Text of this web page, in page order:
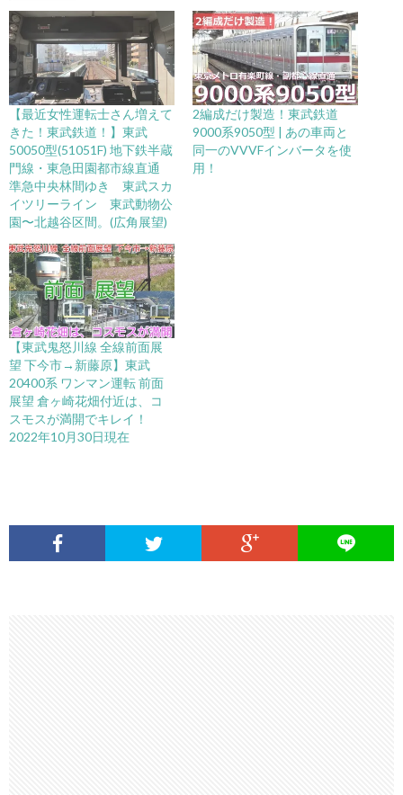
【最近女性運転士さん増えて
きた！東武鉄道！】東武
50050型(51051F) 地下鉄半蔵
門線・東急田園都市線直通
準急中央林間ゆき 東武スカ
イツリーライン 東武動物公
園〜北越谷区間。(広角展望)
2編成だけ製造！東武鉄道
9000系9050型 | あの車両と
同一のVVVFインバータを使
用！
【東武鬼怒川線 全線前面展
望 下今市→新藤原】東武
20400系 ワンマン運転 前面
展望 倉ヶ崎花畑付近は、コ
スモスが満開でキレイ！
2022年10月30日現在